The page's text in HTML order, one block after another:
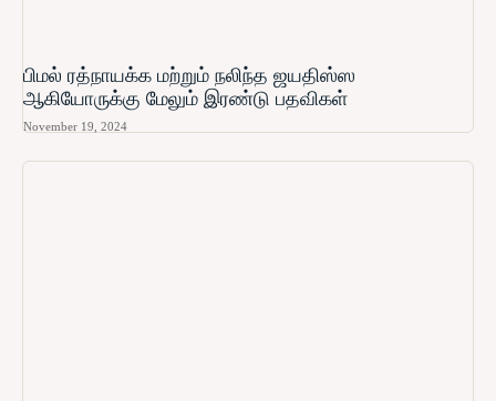
பிமல் ரத்நாயக்க மற்றும் நலிந்த ஜயதிஸ்ஸ
ஆகியோருக்கு மேலும் இரண்டு பதவிகள்
November 19, 2024